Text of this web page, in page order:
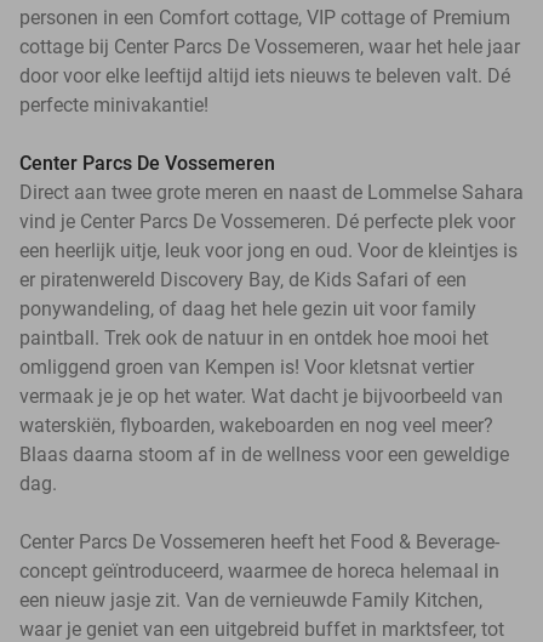
personen in een Comfort cottage, VIP cottage of Premium
cottage bij Center Parcs De Vossemeren, waar het hele jaar
door voor elke leeftijd altijd iets nieuws te beleven valt. Dé
perfecte minivakantie!
Center Parcs De Vossemeren
Direct aan twee grote meren en naast de Lommelse Sahara
vind je Center Parcs De Vossemeren. Dé perfecte plek voor
een heerlijk uitje, leuk voor jong en oud. Voor de kleintjes is
er piratenwereld Discovery Bay, de Kids Safari of een
ponywandeling, of daag het hele gezin uit voor family
paintball. Trek ook de natuur in en ontdek hoe mooi het
omliggend groen van Kempen is! Voor kletsnat vertier
vermaak je je op het water. Wat dacht je bijvoorbeeld van
waterskiën, flyboarden, wakeboarden en nog veel meer?
Blaas daarna stoom af in de wellness voor een geweldige
dag.
Center Parcs De Vossemeren heeft het Food & Beverage-
concept geïntroduceerd, waarmee de horeca helemaal in
een nieuw jasje zit. Van de vernieuwde Family Kitchen,
waar je geniet van een uitgebreid buffet in marktsfeer, tot